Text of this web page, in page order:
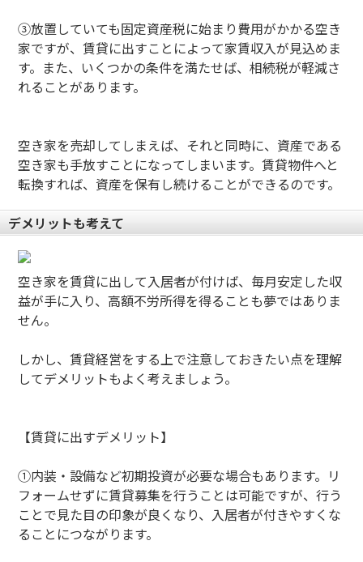
③放置していても固定資産税に始まり費用がかかる空き
家ですが、賃貸に出すことによって家賃収入が見込めま
す。また、いくつかの条件を満たせば、相続税が軽減さ
れることがあります。
空き家を売却してしまえば、それと同時に、資産である
空き家も手放すことになってしまいます。賃貸物件へと
転換すれば、資産を保有し続けることができるのです。
デメリットも考えて
空き家を賃貸に出して入居者が付けば、毎月安定した収
益が手に入り、高額不労所得を得ることも夢ではありま
せん。
しかし、賃貸経営をする上で注意しておきたい点を理解
してデメリットもよく考えましょう。
【賃貸に出すデメリット】
①内装・設備など初期投資が必要な場合もあります。リ
フォームせずに賃貸募集を行うことは可能ですが、行う
ことで見た目の印象が良くなり、入居者が付きやすくな
ることにつながります。